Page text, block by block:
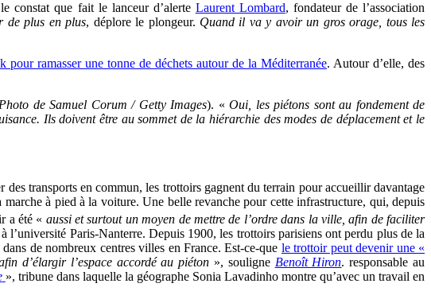
constat que fait le lanceur d’alerte Laurent Lombard, fondateur de l’association
de plus en plus, déplore le plongeur. Quand il va y avoir un gros orage, tous les
ramasser une tonne de déchets autour de la Méditerranée. Autour d’elle, des
Photo de Samuel Corum / Getty Images). «Oui, les piétons sont au fondement de
Ils doivent être au sommet de la hiérarchie des modes de déplacement et le
transports en commun, les trottoirs gagnent du terrain pour accueillir davantage
à pied à la voiture. Une belle revanche pour cette infrastructure, qui, depuis
a été « aussi et surtout un moyen de mettre de l’ordre dans la ville, afin de faciliter
l’université Paris-Nanterre. Depuis 1900, les trottoirs parisiens ont perdu plus de la
de nombreux centres villes en France. Est-ce-que le trottoir peut devenir une «
d’élargir l’espace accordé au piéton », souligne Benoît Hiron. responsable au
», tribune dans laquelle la géographe Sonia Lavadinho montre qu’avec un travail en